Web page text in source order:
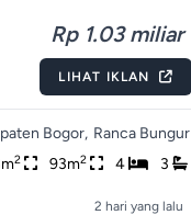
Rp 1.03 miliar
LIHAT IKLAN
Bogor, Ranca Bungur
2 93m2 4 3
2 hari yang lalu